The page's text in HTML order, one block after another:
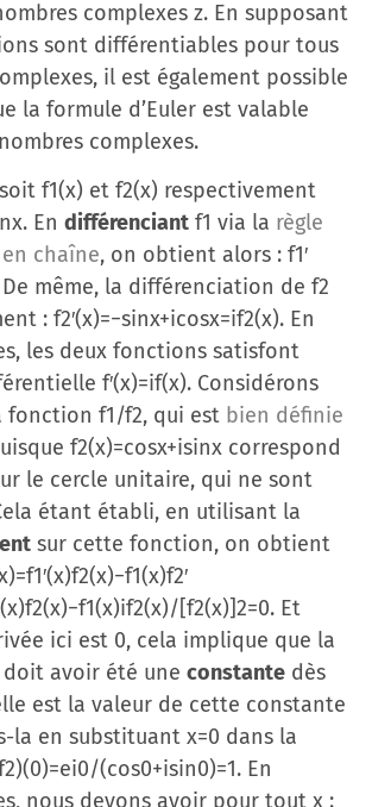
complexes z. En supposant
sont différentiables pour tous
il est également possible
la formule d’Euler est valable
complexes.
f1(x) et f2(x) respectivement
En différenciant f1 via la règle
chaîne, on obtient alors : f1′
De même, la différenciation de f2
: f2′(x)=−sin⁡x+icos⁡x=if2(x). En
les deux fonctions satisfont
f′(x)=if(x). Considérons
fonction f1/f2, qui est bien définie
f2(x)=cos⁡x+isin⁡x correspond
le cercle unitaire, qui ne sont
étant établi, en utilisant la
sur cette fonction, on obtient
[f2(x)]2=0. Et
ici est 0, cela implique que la
avoir été une constante dès
est la valeur de cette constante
la en substituant x=0 dans la
(cos⁡0+isin⁡0)=1. En
nous devons avoir pour tout x :